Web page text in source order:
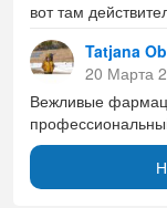
вот там
Tatjana
20 Марта
Вежливые